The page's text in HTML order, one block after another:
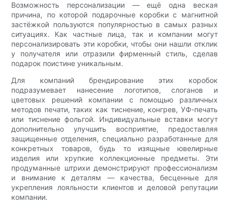
Возможность персонализации — ещё одна веская
причина, по которой подарочные коробки с магнитной
застёжкой пользуются популярностью в самых разных
ситуациях. Как частные лица, так и компании могут
персонализировать эти коробки, чтобы они нашли отклик
у получателя или отразили фирменный стиль, сделав
подарок поистине уникальным.
Для компаний брендирование этих коробок
подразумевает нанесение логотипов, слоганов и
цветовых решений компании с помощью различных
методов печати, таких как тиснение, конгрев, УФ-печать
или тиснение фольгой. Индивидуальные вставки могут
дополнительно улучшить восприятие, предоставляя
защищенные отделения, специально разработанные для
конкретных товаров, будь то изящные ювелирные
изделия или хрупкие коллекционные предметы. Эти
продуманные штрихи демонстрируют профессионализм
и внимание к деталям — качества, бесценные для
укрепления лояльности клиентов и деловой репутации
компании.